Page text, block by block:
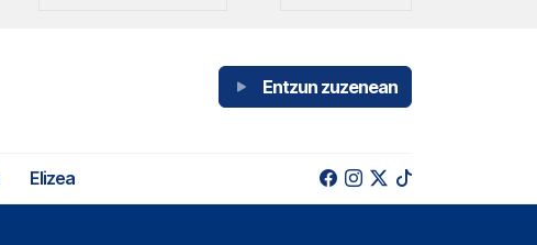
Entzun zuzenean
Elizea